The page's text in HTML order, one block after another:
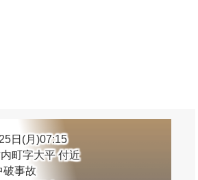
日(月)07:15
内町字大平 付近
破事故